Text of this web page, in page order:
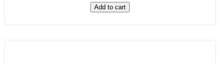
Add to cart